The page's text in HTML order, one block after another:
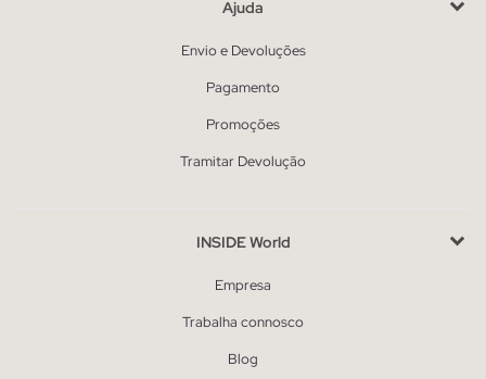
Ajuda
Envio e Devoluções
Pagamento
Promoções
Tramitar Devolução
INSIDE World
Empresa
Trabalha connosco
Blog